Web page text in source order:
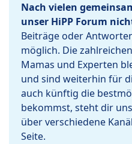
Nach vielen
unser HiPP Forum
Beiträge oder
möglich. Die
Mamas und Experten
und sind weiterhin für
auch künftig die
bekommst, steht dir
über verschiedene
Seite.